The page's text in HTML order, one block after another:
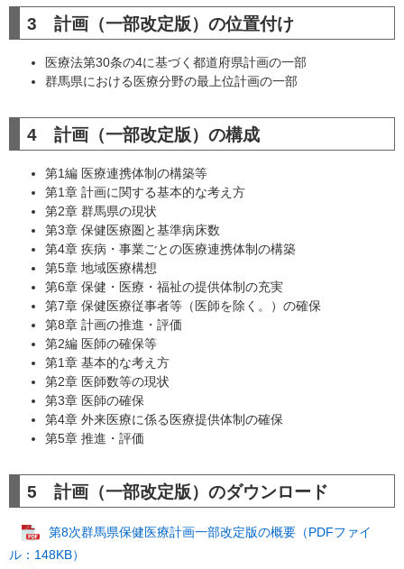
3 計画（一部改定版）の位置付け
医療法第30条の4に基づく都道府県計画の一部
群馬県における医療分野の最上位計画の一部
4 計画（一部改定版）の構成
第1編 医療連携体制の構築等
第1章 計画に関する基本的な考え方
第2章 群馬県の現状
第3章 保健医療圏と基準病床数
第4章 疾病・事業ごとの医療連携体制の構築
第5章 地域医療構想
第6章 保健・医療・福祉の提供体制の充実
第7章 保健医療従事者等（医師を除く。）の確保
第8章 計画の推進・評価
第2編 医師の確保等
第1章 基本的な考え方
第2章 医師数等の現状
第3章 医師の確保
第4章 外来医療に係る医療提供体制の確保
第5章 推進・評価
5 計画（一部改定版）のダウンロード
第8次群馬県保健医療計画一部改定版の概要（PDFファイ
ル：148KB）